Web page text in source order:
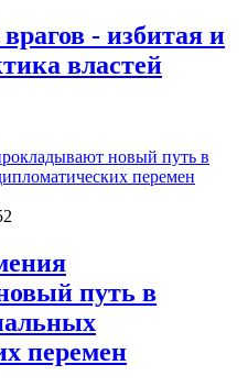
- избитая и
властей
путь в
перемен